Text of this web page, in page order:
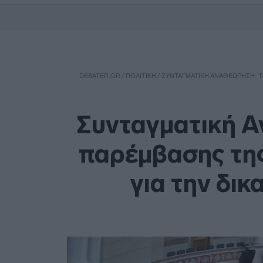
DEBATER.GR / ΠΟΛΙΤΙΚΗ / ΣΥΝΤΑΓΜΑΤΙΚΉ ΑΝΑΘΕΏΡΗΣΗ:
Συνταγματική
παρέμβασης
για την